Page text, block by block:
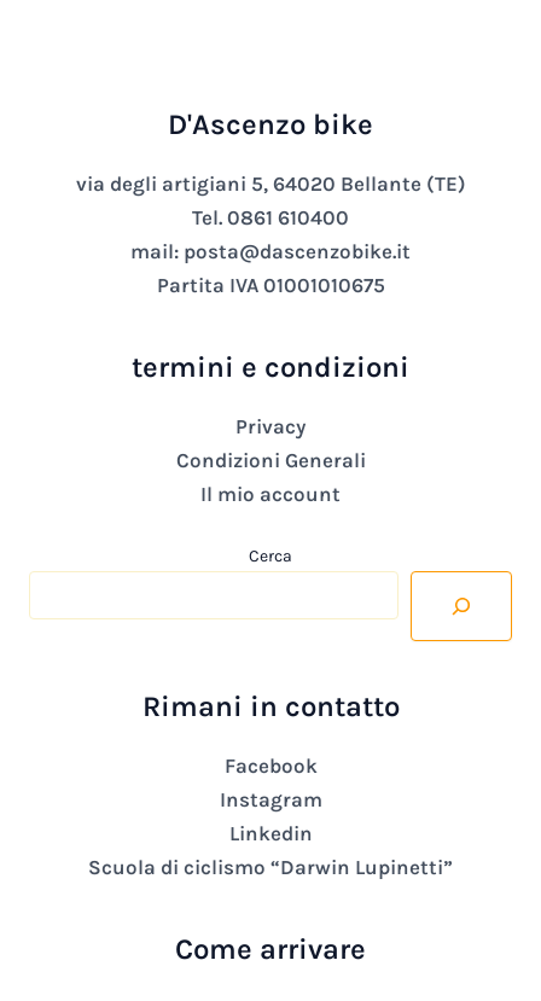
D'Ascenzo bike
via degli artigiani 5, 64020 Bellante (TE)
Tel. 0861 610400
mail: posta@dascenzobike.it
Partita IVA 01001010675
termini e condizioni
Privacy
Condizioni Generali
Il mio account
Cerca
Rimani in contatto
Facebook
Instagram
Linkedin
Scuola di ciclismo “Darwin Lupinetti”
Come arrivare